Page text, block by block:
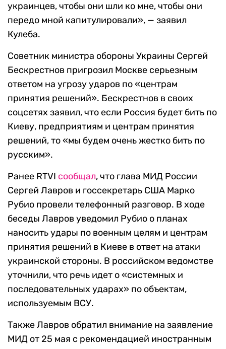
украинцев, чтобы они шли ко мне, чтобы они
передо мной капитулировали», — заявил
Кулеба.
Советник министра обороны Украины Сергей
Бескрестнов пригрозил Москве серьезным
ответом на угрозу ударов по «центрам
принятия решений». Бескрестнов в своих
соцсетях заявил, что если Россия будет бить по
Киеву, предприятиям и центрам принятия
решений, то «мы будем очень жестко бить по
русским».
Ранее RTVI сообщал, что глава МИД России
Сергей Лавров и госсекретарь США Марко
Рубио провели телефонный разговор. В ходе
беседы Лавров уведомил Рубио о планах
наносить удары по военным целям и центрам
принятия решений в Киеве в ответ на атаки
украинской стороны. В российском ведомстве
уточнили, что речь идет о «системных и
последовательных ударах» по объектам,
используемым ВСУ.
Также Лавров обратил внимание на заявление
МИД от 25 мая с рекомендацией иностранным